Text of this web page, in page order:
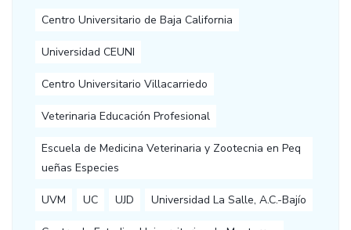
Centro Universitario de Baja California
Universidad CEUNI
Centro Universitario Villacarriedo
Veterinaria Educación Profesional
Escuela de Medicina Veterinaria y Zootecnia en Peq
ueñas Especies
UVM UC UJD Universidad La Salle, A.C.-Bajío